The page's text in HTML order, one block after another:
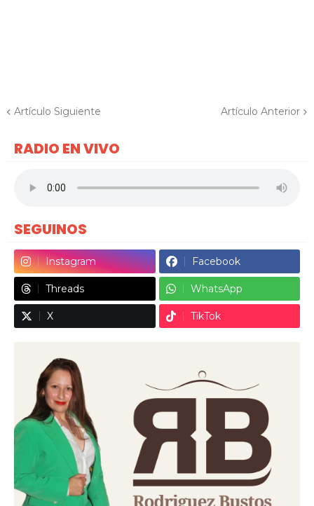
Artículo Siguiente Artículo Anterior
RADIO EN VIVO
SEGUINOS
Instagram Facebook
Threads WhatsApp
X TikTok